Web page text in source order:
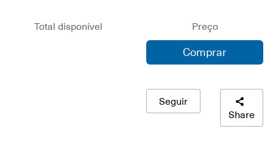
Total disponível Preço
Comprar
Seguir
Share